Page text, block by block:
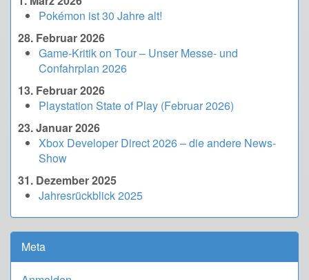
Pokémon ist 30 Jahre alt!
28. Februar 2026
Game-Kritik on Tour – Unser Messe- und
Confahrplan 2026
13. Februar 2026
Playstation State of Play (Februar 2026)
23. Januar 2026
Xbox Developer Direct 2026 – die andere News-
Show
31. Dezember 2025
Jahresrückblick 2025
Meta